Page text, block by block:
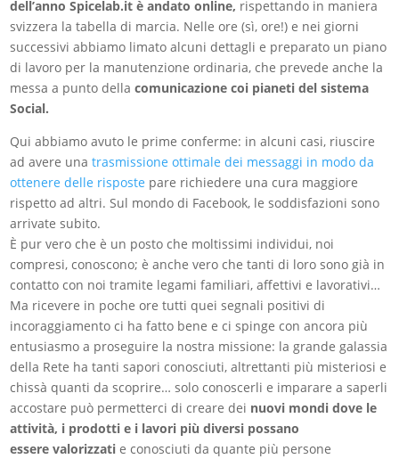
dell’anno Spicelab.it è andato online, rispettando in maniera
svizzera la tabella di marcia. Nelle ore (sì, ore!) e nei giorni
successivi abbiamo limato alcuni dettagli e preparato un piano
di lavoro per la manutenzione ordinaria, che prevede anche la
messa a punto dellacomunicazione coi pianeti del sistema
Social.
Qui abbiamo avuto le prime conferme: in alcuni casi, riuscire
ad avere unatrasmissione ottimale dei messaggi in modo da
ottenere delle risposte pare richiedere una cura maggiore
rispetto ad altri. Sul mondo di Facebook, le soddisfazioni sono
arrivate subito.
È pur vero che è un posto che moltissimi individui, noi
compresi, conoscono; è anche vero che tanti di loro sono già in
contatto con noi tramite legami familiari, affettivi e lavorativi…
Ma ricevere in poche ore tutti quei segnali positivi di
incoraggiamento ci ha fatto bene e ci spinge con ancora più
entusiasmo a proseguire la nostra missione: la grande galassia
della Rete ha tanti sapori conosciuti, altrettanti più misteriosi e
chissà quanti da scoprire… solo conoscerli e imparare a saperli
accostare può permetterci di creare dei nuovi mondi dove le
attività, i prodotti e i lavori più diversi possano
essere valorizzati e conosciuti da quante più persone